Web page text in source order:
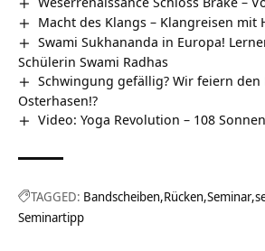
Macht des Klangs – Klangreisen mit
Swami Sukhananda in Europa!
Schülerin Swami Radhas
Schwingung gefällig? Wir feiern
Osterhasen!?
Video: Yoga Revolution – 108
TAGGED: Bandscheiben Rücken Seminar
Seminartipp